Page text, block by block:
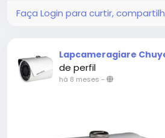
Faça Login para curtir,
Lapcameragiare
de perfil
há 8 meses -